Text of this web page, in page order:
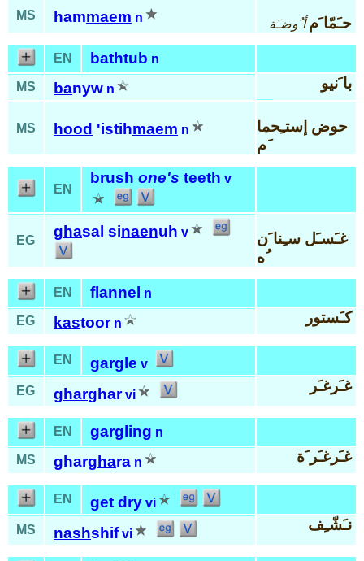
MS hammaem n حـَمّا َم أ ُوضـَة
EN bathtub n
MS
banyw n با َنيو
MS hood 'istihmaem n
حوض إستـِحما
َم
EN
brush one's teeth v
EG
ghasal sinaenuh v
غـَسـَل سـِنا َن
ُه
EN flannel
n
EG
kastoor n كـَستور
EN gargle v
EG
gharghar vi
غـَرغـَر
EN gargling n
MS
gharghara n غـَرغـَر َة
EN get dry vi
MS
nashshif vi
نـَشّـِف